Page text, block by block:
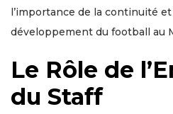
l’importance de la continuité
développement du football au
Le Rôle de
du Staff